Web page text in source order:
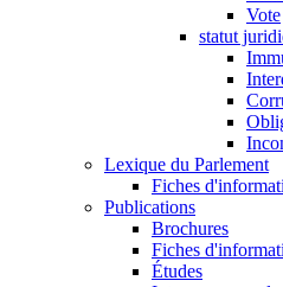
Vote
statut
Lexique du Parlement
Fiches
Publications
Brochures
Fiches
Études